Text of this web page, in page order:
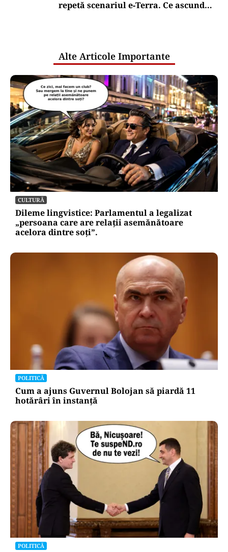
repetă scenariul e‑Terra. Ce ascund
Alte Articole Importante
CULTURĂ
Dileme lingvistice: Parlamentul a legalizat
„persoana care are relații asemănătoare
acelora dintre soți”.
POLITICĂ
Cum a ajuns Guvernul Bolojan să piardă 11
hotărâri în instanță
POLITICĂ